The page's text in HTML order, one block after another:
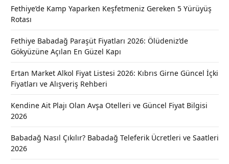
Fethiye’de Kamp Yaparken Keşfetmeniz Gereken 5 Yürüyüş
Rotası
Fethiye Babadağ Paraşüt Fiyatları 2026: Ölüdeniz’de
Gökyüzüne Açılan En Güzel Kapı
Ertan Market Alkol Fiyat Listesi 2026: Kıbrıs Girne Güncel İçki
Fiyatları ve Alışveriş Rehberi
Kendine Ait Plajı Olan Avşa Otelleri ve Güncel Fiyat Bilgisi
2026
Babadağ Nasıl Çıkılır? Babadağ Teleferik Ücretleri ve Saatleri
2026